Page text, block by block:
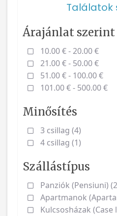
Találatok
Árajánlat szerint
10.00 € - 20.00 €
21.00 € - 50.00 €
51.00 € - 100.00 €
101.00 € - 500.00 €
Minősítés
3 csillag (4)
4 csillag (1)
Szállástípus
Panziók (Pensiuni)
Apartmanok
Kulcsosházak (Case